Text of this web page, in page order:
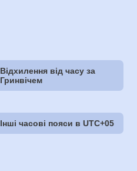
Відхилення від часу за
Гринвічем
Інші часові пояси в UTC+05